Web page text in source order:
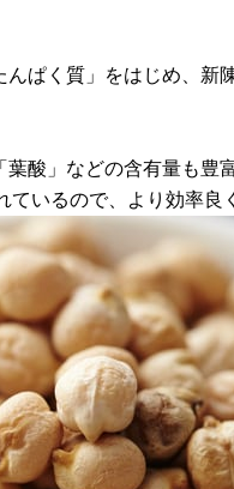
ぱく質」をはじめ、
酸」などの含有量も
ているので、より効率良